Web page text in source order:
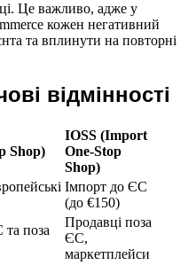
Це важливо, адже у
кожен негативний
та вплинути на повторні
відмінності
Shop)
IOSS (Import
One-Stop
Shop)
Імпорт до ЄС
(до €150)
поза
Продавці поза
ЄС,
маркетплейси